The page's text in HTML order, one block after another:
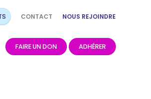
CONTACT NOUS REJOINDRE
FAIRE UN DON ADHÉRER